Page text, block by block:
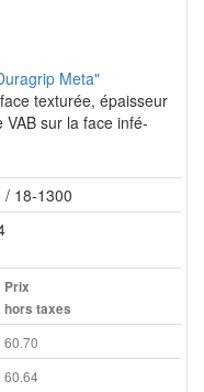
Meta"
texturée, épaisseur
sur la face infé-
/ 18-1300
Prix
hors taxes
60.70
60.64